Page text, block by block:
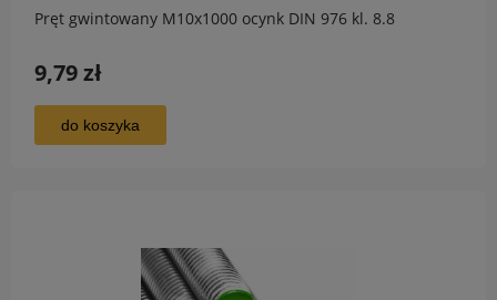
Pręt gwintowany M10x1000 ocynk DIN 976 kl. 8.8
9,79 zł
do koszyka